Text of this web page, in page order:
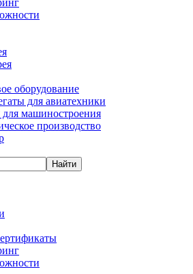
оборудование
для авиатехники
машиностроения
производство
Найти